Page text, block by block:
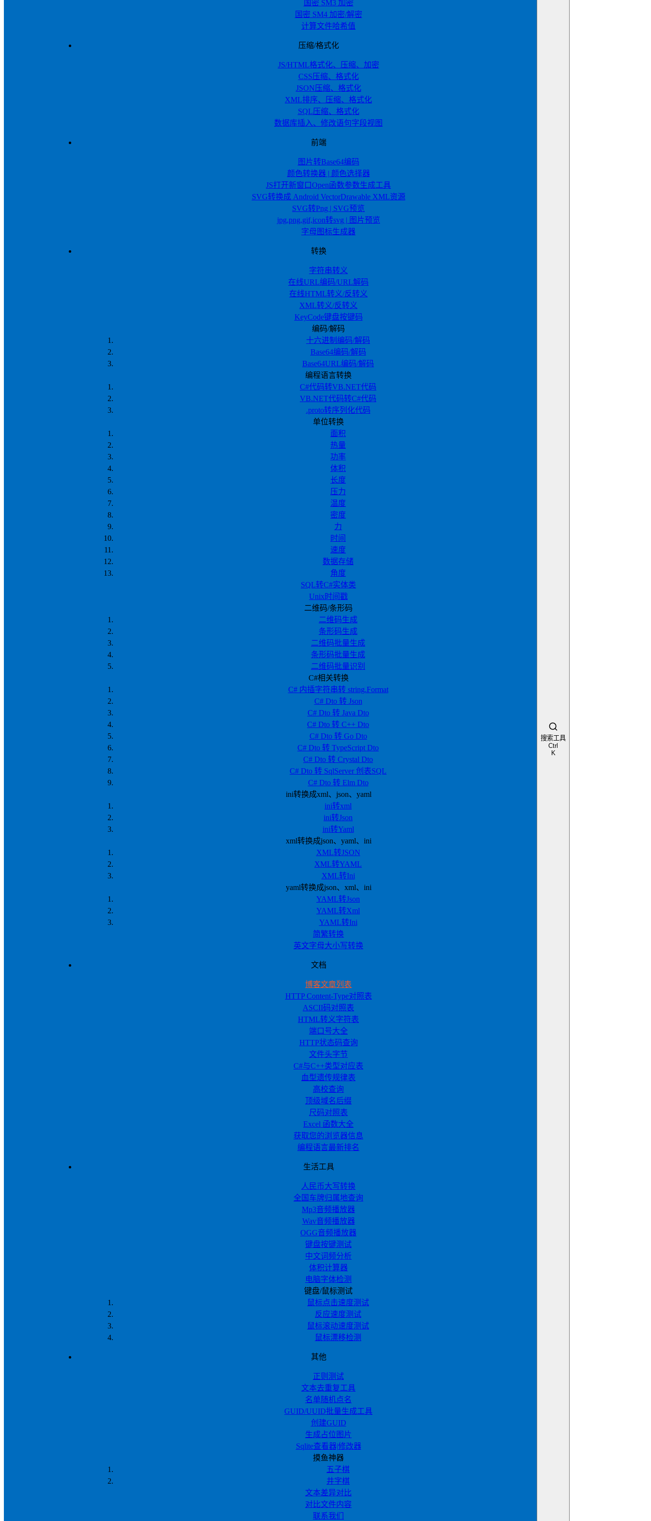
国密 SM3 加密
国密 SM4 加密/解密
计算文件哈希值
压缩/格式化
JS/HTML格式化、压缩、加密
CSS压缩、格式化
JSON压缩、格式化
XML排序、压缩、格式化
SQL压缩、格式化
数据库插入、修改语句字段视图
前端
图片转Base64编码
颜色转换器 | 颜色选择器
JS打开新窗口Open函数参数生成工具
SVG转换成 Android VectorDrawable XML资源
SVG转Png | SVG预览
jpg,png,gif,icon转svg | 图片预览
字母图标生成器
转换
字符串转义
在线URL编码/URL解码
在线HTML转义/反转义
XML转义/反转义
KeyCode键盘按键码
编码/解码
十六进制编码/解码
Base64编码/解码
Base64URL编码/解码
编程语言转换
C#代码转VB.NET代码
VB.NET代码转C#代码
.proto转序列化代码
单位转换
面积
热量
功率
体积
长度
压力
温度
密度
力
时间
速度
数据存储
角度
SQL转C#实体类
Unix时间戳
二维码/条形码
二维码生成
条形码生成
二维码批量生成
条形码批量生成
二维码批量识别
C#相关转换
C# 内插字符串转 string.Format
C# Dto 转 Json
C# Dto 转 Java Dto
C# Dto 转 C++ Dto
C# Dto 转 Go Dto
C# Dto 转 TypeScript Dto
C# Dto 转 Crystal Dto
C# Dto 转 SqlServer 创表SQL
C# Dto 转 Elm Dto
ini转换成xml、json、yaml
ini转xml
ini转Json
ini转Yaml
xml转换成json、yaml、ini
XML转JSON
XML转YAML
XML转Ini
yaml转换成json、xml、ini
YAML转Json
YAML转Xml
YAML转Ini
简繁转换
英文字母大小写转换
文档
博客文章列表
HTTP Content-Type对照表
ASCII码对照表
HTML转义字符表
端口号大全
HTTP状态码查询
文件头字节
C#与C++类型对应表
血型遗传规律表
高校查询
顶级域名后缀
尺码对照表
Excel 函数大全
获取您的浏览器信息
编程语言最新排名
生活工具
人民币大写转换
全国车牌归属地查询
Mp3音频播放器
Wav音频播放器
OGG音频播放器
键盘按键测试
中文词频分析
体积计算器
电脑字体检测
键盘/鼠标测试
鼠标点击速度测试
反应速度测试
鼠标滚动速度测试
鼠标漂移检测
其他
正则测试
文本去重复工具
名单随机点名
GUID/UUID批量生成工具
创建GUID
生成占位图片
Sqlite查看器|修改器
摸鱼神器
五子棋
井字棋
文本差异对比
对比文件内容
联系我们
搜索工具
Ctrl
K